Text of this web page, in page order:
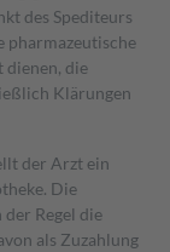
des Spediteurs
pharmazeutische
dienen, die
Klärungen
der Arzt ein
Die
Regel die
als Zuzahlung